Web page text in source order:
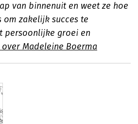
van binnenuit en weet ze hoe
zakelijk succes te
persoonlijke groei en
over Madeleine Boerma